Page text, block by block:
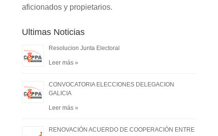
aficionados y propietarios.
Ultimas Noticias
Resolucion Junta Electoral
Leer más »
CONVOCATORIA ELECCIONES DELEGACION
GALICIA
Leer más »
RENOVACIÓN ACUERDO DE COOPERACIÓN ENTRE